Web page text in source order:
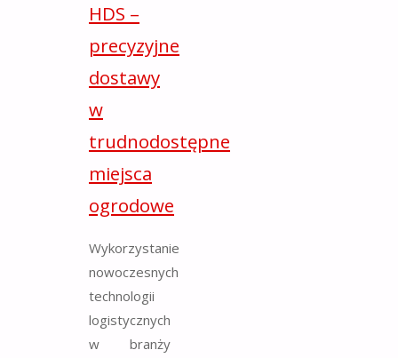
HDS –
precyzyjne
dostawy
w
trudnodostępne
miejsca
ogrodowe
Wykorzystanie
nowoczesnych
technologii
logistycznych
w branży